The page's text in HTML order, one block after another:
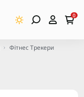
0
Фітнес Трекери